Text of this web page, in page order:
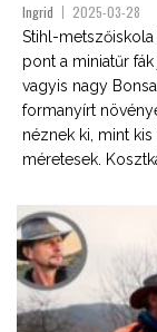
Ingrid 2025-03-28
Stihl-
pont a miniatűr
vagyis nagy
formanyírt
néznek ki, mint
méretesek.